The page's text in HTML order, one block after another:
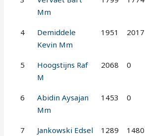
Mm
4
Demiddele
Kevin Mm
1951 2017
5
Hoogstijns Raf
M
2068 0
6
Abidin Aysajan
Mm
1453 0
7
Jankowski Edsel
1289 1480